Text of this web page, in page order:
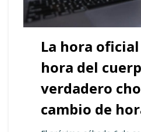
La hora
hora del
verdadero
cambio de